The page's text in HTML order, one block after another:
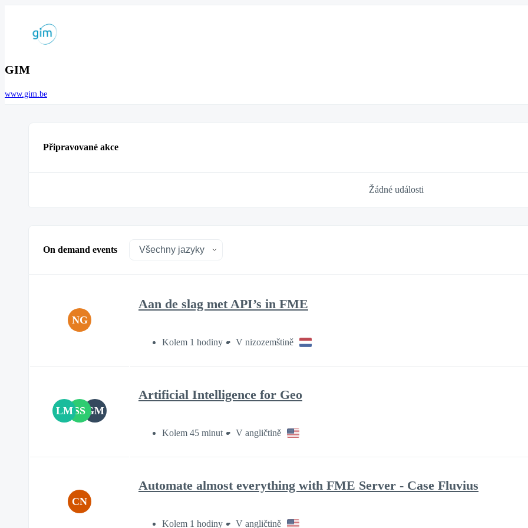
GIM
www.gim.be
Připravované akce
Žádné události
On demand events
NG
Aan de slag met API’s in FME
Kolem 1 hodiny V nizozemštině
LM SS GM
Artificial Intelligence for Geo
Kolem 45 minut V angličtině
CN
Automate almost everything with FME Server - Case Fluvius
Kolem 1 hodiny V angličtině